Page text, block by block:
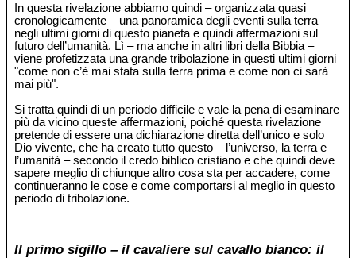
In questa rivelazione abbiamo quindi – organizzata quasi
cronologicamente – una panoramica degli eventi sulla terra
negli ultimi giorni di questo pianeta e quindi affermazioni sul
futuro dell’umanità. Lì – ma anche in altri libri della Bibbia –
viene profetizzata una grande tribolazione in questi ultimi giorni
"come non c’è mai stata sulla terra prima e come non ci sarà
mai più".
Si tratta quindi di un periodo difficile e vale la pena di esaminare
più da vicino queste affermazioni, poiché questa rivelazione
pretende di essere una dichiarazione diretta dell’unico e solo
Dio vivente, che ha creato tutto questo – l’universo, la terra e
l’umanità – secondo il credo biblico cristiano e che quindi deve
sapere meglio di chiunque altro cosa sta per accadere, come
continueranno le cose e come comportarsi al meglio in questo
periodo di tribolazione.
Il primo sigillo – il cavaliere sul cavallo bianco: il